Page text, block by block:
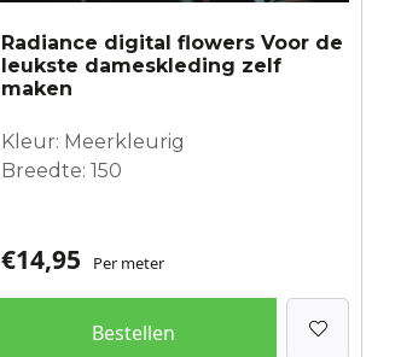
Radiance digital flowers Voor de
leukste dameskleding zelf
maken
Kleur: Meerkleurig
Breedte: 150
€14,95 Per meter
Bestellen